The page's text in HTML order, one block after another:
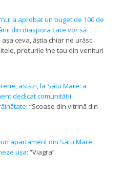
a aprobat un buget de 100 de
din diaspora care vor să
ceva, ăștia chiar ne urăsc
prețurile !ne tau din venituri
astăzi, la Satu Mare: a
dedicat comunității
: “Scoase din vitrină din
apartament din Satu Mare.
ușa: “Viagra”